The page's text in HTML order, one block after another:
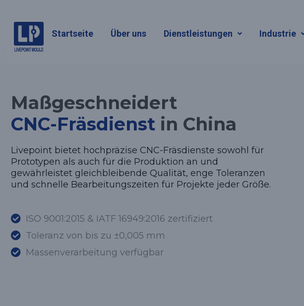
Startseite Über uns Dienstleistungen Industrie
CNC-Fräsen
Maßgeschneidert
CNC-Fräsdienst in China
Livepoint bietet hochpräzise CNC-Fräsdienste sowohl für
Prototypen als auch für die Produktion an und
gewährleistet gleichbleibende Qualität, enge Toleranzen
und schnelle Bearbeitungszeiten für Projekte jeder Größe.
ISO 9001:2015 & IATF 16949:2016 zertifiziert
Toleranz von bis zu ±0,005 mm
Massenverarbeitung verfügbar